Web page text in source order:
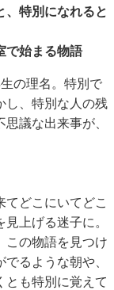
、特別になれると
で始まる物語
の理名。特別で
し、特別な人の残
議な出来事が、
どこにいてどこ
上げる迷子に。
この物語を見つけ
るような朝や、
とも特別に覚えて